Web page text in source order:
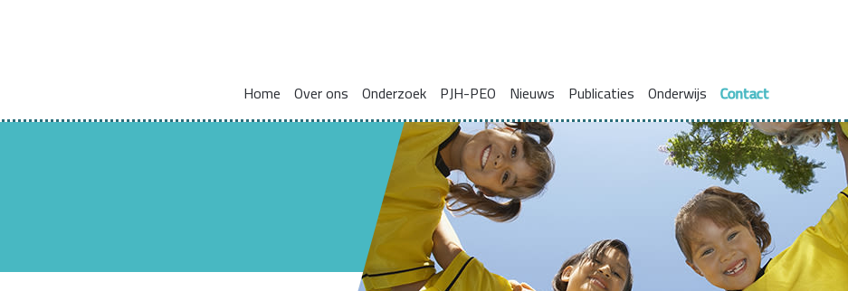
Home Over ons
Vacatures
Onderzoek
Normaliseren en versterken pedagogische basis
PJH-PEO Nieuws Publicaties
Onderzoeksrapporten
Blogs
Onderwijs
Zorgcoördinatie voor gezinnen met complexe problemen
HBO Skills II
Contact